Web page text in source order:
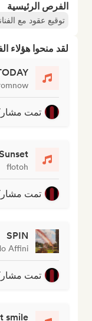
الفرص الرئيسية
توقيع عقود مع
لقد منحوا هؤلاء
تمت
flotoh
تمت
SPIN
Affini
تمت
smile